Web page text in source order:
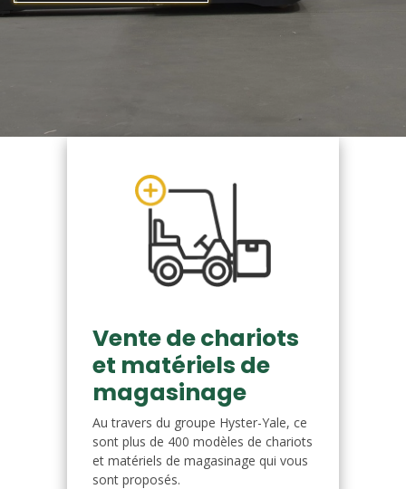
Vente de chariots
et matériels de
magasinage
Au travers du groupe Hyster-Yale, ce
sont plus de 400 modèles de chariots
et matériels de magasinage qui vous
sont proposés.